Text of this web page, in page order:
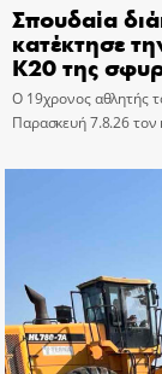
Σπουδαία
κατέκτησε
Κ20 της
Ο 19χρονος αθλητής
Παρασκευή 7.8.26 τον